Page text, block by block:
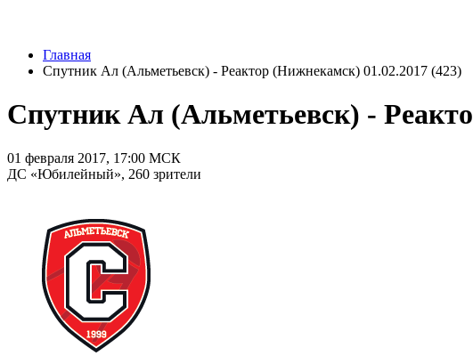
Главная
Спутник Ал (Альметьевск) - Реактор (Нижнекамск) 01.02.2017 (423)
Спутник Ал (Альметьевск) -
01 февраля 2017, 17:00 МСК
ДС «Юбилейный», 260 зрители